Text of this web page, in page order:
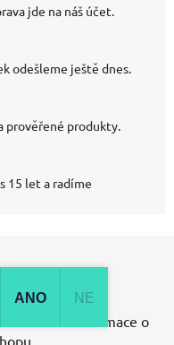
jde na náš účet.
odešleme ještě dnes.
prověřené produkty.
15 let a radíme
zasílat informace o
ANO NE